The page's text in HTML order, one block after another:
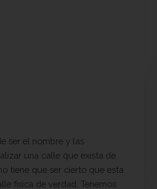
ser el nombre y las
una calle que exista de
tiene que ser cierto que esta
fisica de verdad. Tenemos